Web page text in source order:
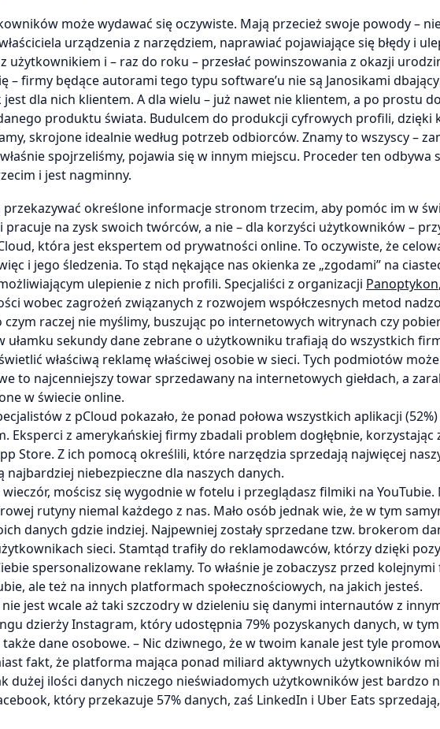
może wydawać się oczywiste. Mają przecież swoje powody –
urządzenia z narzędziem, naprawiać pojawiające się błędy i
użytkownikiem i – raz do roku – przesłać powinszowania z okazji
– firmy będące autorami tego typu software’u nie są Janosikami
dla nich klientem. A dla wielu – już nawet nie klientem, a po prostu
produktu świata. Budulcem do produkcji cyfrowych profili, dzięki
skrojone idealnie według potrzeb odbiorców. Znamy to wszyscy –
spojrzeliśmy, pojawia się w innym miejscu. Proceder ten odbywa
i jest nagminny.
przekazywać określone informacje stronom trzecim, aby pomóc im w
pracuje na zysk swoich twórców, a nie – dla korzyści użytkowników –
która jest ekspertem od prywatności online. To oczywiste, że
i jego śledzenia. To stąd nękające nas okienka ze „zgodami” na
ulepienie z nich profili. Specjaliści z organizacji Panoptykon
wobec zagrożeń związanych z rozwojem współczesnych metod
czym raczej nie myślimy, buszując po internetowych witrynach czy
ułamku sekundy dane zebrane o użytkowniku trafiają do wszystkich
właściwą reklamę właściwej osobie w sieci. Tych podmiotów
to najcenniejszy towar sprzedawany na internetowych giełdach, a
w świecie online.
z pCloud pokazało, że ponad połowa wszystkich aplikacji
z amerykańskiej firmy zbadali problem dogłębnie, korzystając
Store. Z ich pomocą określili, które narzędzia sprzedają najwięcej
niebezpieczne dla naszych danych.
wieczór, mościsz się wygodnie w fotelu i przeglądasz filmiki na YouTubie.
rutyny niemal każdego z nas. Mało osób jednak wie, że w tym
danych gdzie indziej. Najpewniej zostały sprzedane tzw. brokerom
sieci. Stamtąd trafiły do reklamodawców, którzy dzięki
spersonalizowane reklamy. To właśnie je zobaczysz przed
ale też na innych platformach społecznościowych, na jakich jesteś.
nie jest wcale aż taki szczodry w dzieleniu się danymi internautów z
dzierży Instagram, który udostępnia 79% pozyskanych danych, w
dane osobowe. – Nic dziwnego, że w twoim kanale jest tyle
fakt, że platforma mająca ponad miliard aktywnych użytkowników
dużej ilości danych niczego nieświadomych użytkowników jest bardzo
który przekazuje 57% danych, zaś LinkedIn i Uber Eats